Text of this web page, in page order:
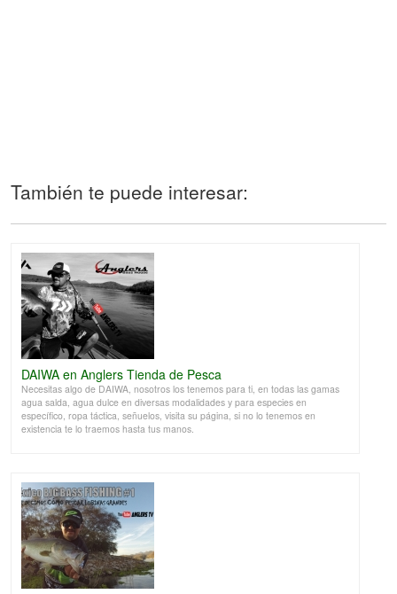
También te puede interesar:
DAIWA en Anglers Tienda de Pesca
Necesitas algo de DAIWA, nosotros los tenemos para ti, en todas las gamas
agua salda, agua dulce en diversas modalidades y para especies en
específico, ropa táctica, señuelos, visita su página, si no lo tenemos en
existencia te lo traemos hasta tus manos.